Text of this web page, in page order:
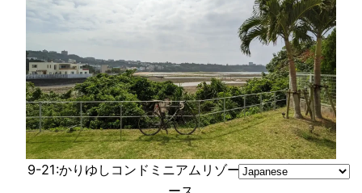
9-21:かりゆしコンドミニアムリゾート恩納 真栄田ベ